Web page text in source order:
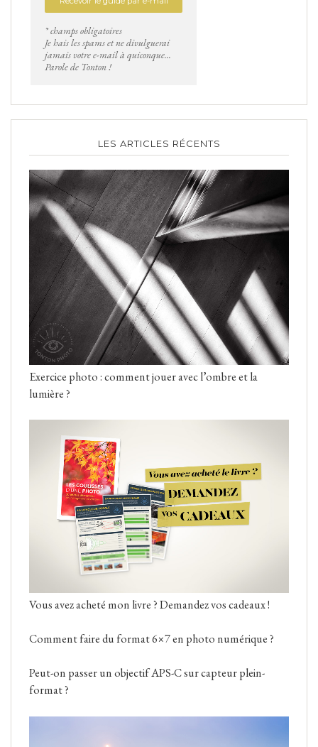
* champs obligatoires
Je hais les spams et ne divulguerai
jamais votre e-mail à quiconque...
Parole de Tonton !
LES ARTICLES RÉCENTS
Exercice photo : comment jouer avec l’ombre et la
lumière ?
Vous avez acheté mon livre ? Demandez vos cadeaux !
Comment faire du format 6×7 en photo numérique ?
Peut-on passer un objectif APS-C sur capteur plein-
format ?